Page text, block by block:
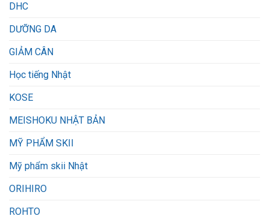
DHC
DƯỠNG DA
GIẢM CÂN
Học tiếng Nhật
KOSE
MEISHOKU NHẬT BẢN
MỸ PHẨM SKII
Mỹ phẩm skii Nhật
ORIHIRO
ROHTO